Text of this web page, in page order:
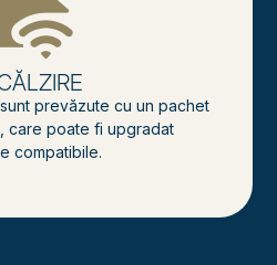
prevăzute cu un pachet
care poate fi upgradat
compatibile.